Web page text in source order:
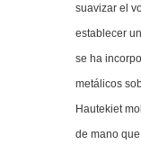
suavizar el
establecer
se ha
metálicos
Hautekiet
de mano